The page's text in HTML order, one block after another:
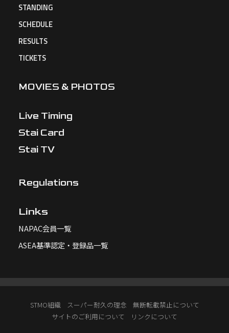
STANDING
SCHEDULE
RESULTS
TICKETS
MOVIES & PHOTOS
Live Timing
Stai Card
Stai TV
Regulations
Links
NAPAC会員一覧
ASEA基準認定・登録品一覧
STMO組織 スーパー耐久の理念
無断転載禁止について
サイトのご利用について
リンクについて